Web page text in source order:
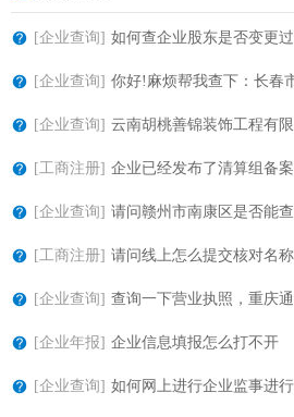
[企业查询] 如何查企业股东是否变更过
[企业查询] 你好!麻烦帮我查下：长春
[企业查询] 云南胡桃善锦装饰工程有
[工商注册] 企业已经发布了清算组备
[企业查询] 请问赣州市南康区是否能
[工商注册] 请问线上怎么提交核对名称
[企业查询] 查询一下营业执照，重庆
[企业年报] 企业信息填报怎么打不开
[企业查询] 如何网上进行企业监事进